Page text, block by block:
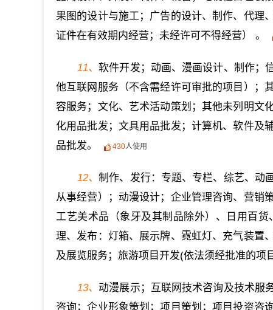
果图的设计与施工；广告的设计、制作、代理
证件在有效期内经营；未经许可不得经营） 。
11、软件开发；动画、漫画设计、制作；
他互联网服务（不含需经许可审批的项目）；
容服务；文化、艺术活动策划；其他未列明文
化用品批发；文具用品批发；计算机、软件及
品批发。
430人使用
12、制作、发行：专题、专栏、综艺、动
从事经营）；动漫设计；企业管理咨询、营销
工艺美术品（象牙及其制品除外）、日用百
理、发布：灯箱、展示牌、霓虹灯、充气装置
及展览服务；旅游项目开发(依法须经批准的项
13、 动漫展示；互联网技术咨询及技术服
咨询；企业形象策划；项目策划；项目投资咨